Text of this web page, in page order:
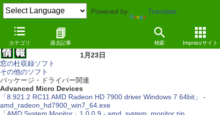
Powered by Translate
カテゴリ 過去記事 検索 Impressサイト
1月23日
窓の杜収録ソフト
その他のソフト
パッケージ・ドライバー関連
Advanced Micro Devices
「8.921.2 RC11 AMD Radeon HD 7900 driver Windows 7 64bit」 -
amd_radeon_hd7900_win7_64.exe